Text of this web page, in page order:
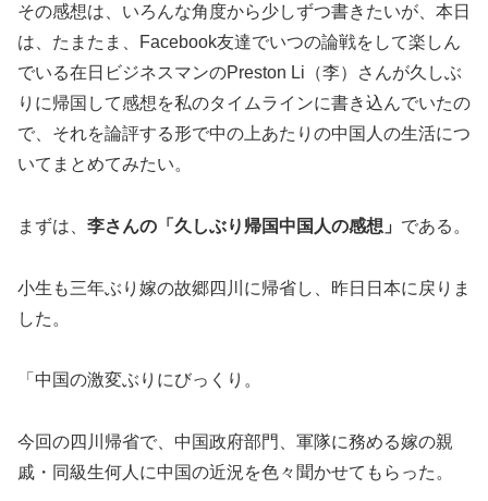
その感想は、いろんな角度から少しずつ書きたいが、本日
は、たまたま、Facebook友達でいつの論戦をして楽しん
でいる在日ビジネスマンのPreston Li（李）さんが久しぶ
りに帰国して感想を私のタイムラインに書き込んでいたの
で、それを論評する形で中の上あたりの中国人の生活につ
いてまとめてみたい。
まずは、 李さんの「久しぶり帰国中国人の感想」 である。
小生も三年ぶり嫁の故郷四川に帰省し、昨日日本に戻りま
した。
「中国の激変ぶりにびっくり。
今回の四川帰省で、中国政府部門、軍隊に務める嫁の親
戚・同級生何人に中国の近況を色々聞かせてもらった。